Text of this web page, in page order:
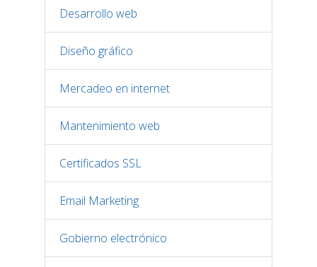
Desarrollo web
Diseño gráfico
Mercadeo en internet
Mantenimiento web
Certificados SSL
Email Marketing
Gobierno electrónico